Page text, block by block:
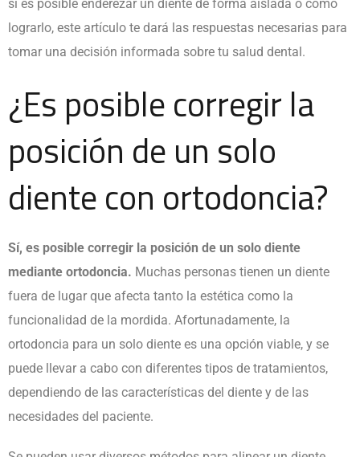
si es posible enderezar un diente de forma aislada o cómo
lograrlo, este artículo te dará las respuestas necesarias para
tomar una decisión informada sobre tu salud dental.
¿Es posible corregir la
posición de un solo
diente con ortodoncia?
Sí, es posible corregir la posición de un solo diente
mediante ortodoncia. Muchas personas tienen un diente
fuera de lugar que afecta tanto la estética como la
funcionalidad de la mordida. Afortunadamente, la
ortodoncia para un solo diente es una opción viable, y se
puede llevar a cabo con diferentes tipos de tratamientos,
dependiendo de las características del diente y de las
necesidades del paciente.